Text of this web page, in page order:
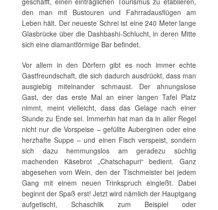
den man mit Bustouren und Fahrradausflügen am
Leben hält. Der neueste Schrei ist eine 240 Meter lange
Glasbrücke über die Dashbashi-Schlucht, in deren Mitte
sich eine diamantförmige Bar befindet.
Vor allem in den Dörfern gibt es noch immer echte
Gastfreundschaft, die sich dadurch ausdrückt, dass man
ausgiebig miteinander schmaust. Der ahnungslose
Gast, der das erste Mal an einer langen Tafel Platz
nimmt, meint vielleicht, dass das Gelage nach einer
Stunde zu Ende sei. Immerhin hat man da in aller Regel
nicht nur die Vorspeise – gefüllte Auberginen oder eine
herzhafte Suppe – und einen Fisch verspeist, sondern
sich dazu hemmungslos am geradezu süchtig
machenden Käsebrot „Chatschapuri“ bedient. Ganz
abgesehen vom Wein, den der Tischmeister bei jedem
Gang mit einem neuen Trinkspruch eingießt. Dabei
beginnt der Spaß erst! Jetzt wird nämlich der Hauptgang
aufgetischt, Schaschlik zum Beispiel oder